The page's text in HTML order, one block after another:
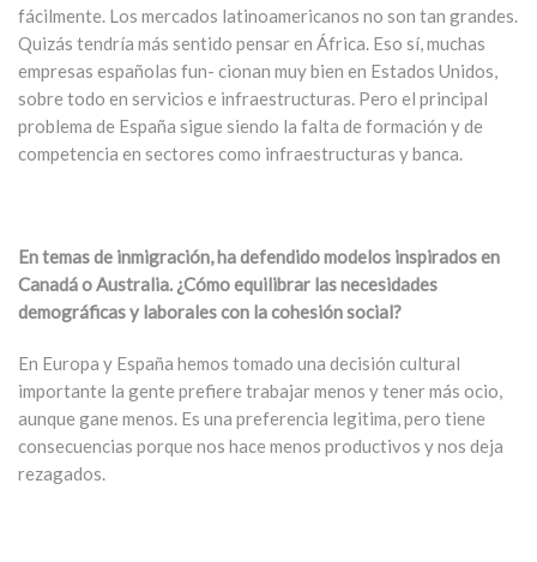
fácilmente. Los mercados latinoamericanos no son tan grandes.
Quizás tendría más sentido pensar en África. Eso sí, muchas
empresas españolas fun- cionan muy bien en Estados Unidos,
sobre todo en servicios e infraestructuras. Pero el principal
problema de España sigue siendo la falta de formación y de
competencia en sectores como infraestructuras y banca.
En temas de inmigración, ha defendido modelos inspirados en
Canadá o Australia. ¿Cómo equilibrar las necesidades
demográficas y laborales con la cohesión social?
En Europa y España hemos tomado una decisión cultural
importante la gente prefiere trabajar menos y tener más ocio,
aunque gane menos. Es una preferencia legitima, pero tiene
consecuencias porque nos hace menos productivos y nos deja
rezagados.